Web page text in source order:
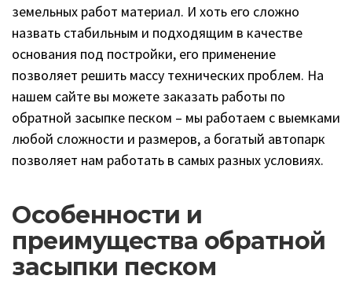
земельных работ материал. И хоть его сложно
назвать стабильным и подходящим в качестве
основания под постройки, его применение
позволяет решить массу технических проблем. На
нашем сайте вы можете заказать работы по
обратной засыпке песком – мы работаем с выемками
любой сложности и размеров, а богатый автопарк
позволяет нам работать в самых разных условиях.
Особенности и
преимущества обратной
засыпки песком